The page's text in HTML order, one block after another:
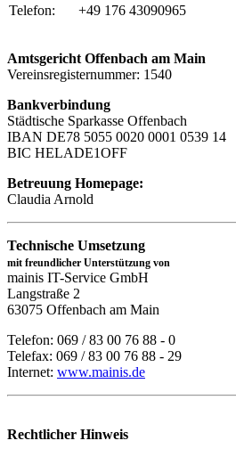
Telefon:
+49 176 43090965
Amtsgericht Offenbach am Main
Vereinsregisternummer: 1540
Bankverbindung
Städtische Sparkasse Offenbach
IBAN DE78 5055 0020 0001 0539 14
BIC HELADE1OFF
Betreuung Homepage:
Claudia Arnold
Technische Umsetzung
mit freundlicher Unterstützung von
mainis IT-Service GmbH
Langstraße 2
63075 Offenbach am Main
Telefon: 069 / 83 00 76 88 - 0
Telefax: 069 / 83 00 76 88 - 29
Internet: www.mainis.de
Rechtlicher Hinweis